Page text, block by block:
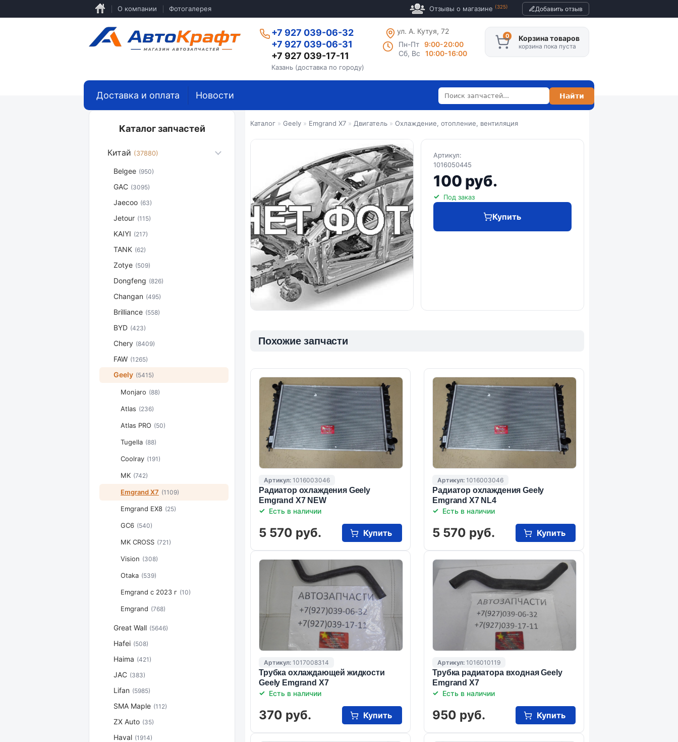
основному
О компании Фотогалерея Отзывы о магазине (325) Добавить отзыв
+7 927 039-06-32
+7 927 039-06-31
+7 927 039-17-11
Казань (доставка по городу)
ул. А. Кутуя, 72
Пн-Пт
9:00-20:00
Сб, Вс
10:00-16:00
Корзина товаров
корзина пока пуста
Каталог » Geely » Emgrand X7 » Двигатель » Охлаждение, отопление, вентиляция
Артикул:
1016050445
100 руб.
Под заказ
Купить
Похожие запчасти
Артикул: 1016003046
Радиатор охлаждения Geely
Emgrand X7 NEW
Есть в наличии
5 570 руб. Купить
Артикул:1016003046
Радиатор охлаждения Geely
Emgrand X7 NL4
Есть в наличии
5 570 руб. Купить
Артикул: 1017008314
Трубка охлаждающей жидкости
Geely Emgrand X7
Есть в наличии
370 руб. Купить
Артикул:1016010119
Трубка радиатора входная Geely
Emgrand X7
Есть в наличии
950 руб. Купить
Доставка и оплата Новости
Каталог запчастей
Китай (37880)
Belgee (950)
GAC (3095)
Jaecoo (63)
Jetour (115)
KAIYI (217)
TANK (62)
Zotye (509)
Dongfeng (826)
Changan (495)
Brilliance (558)
BYD (423)
Chery (8409)
FAW (1265)
Geely (5415)
Monjaro (88)
Atlas (236)
Atlas PRO (50)
Tugella (88)
Coolray (191)
MK (742)
Emgrand X7 (1109)
Emgrand EX8 (25)
GC6 (540)
MK CROSS (721)
Vision (308)
Otaka (539)
Emgrand с 2023 г (10)
Emgrand (768)
Great Wall (5646)
Hafei (508)
Haima (421)
JAC (383)
Lifan (5985)
SMA Maple (112)
ZX Auto (35)
Haval (1914)